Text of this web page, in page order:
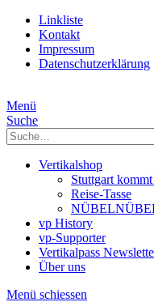
Linkliste
Kontakt
Impressum
Datenschutzerklärung
Menü
Suche
Suche
Vertikalshop
Stuttgart
Reise-Tasse
vp History
vp-Supporter
Vertikalpass
Über uns
Menü schiessen